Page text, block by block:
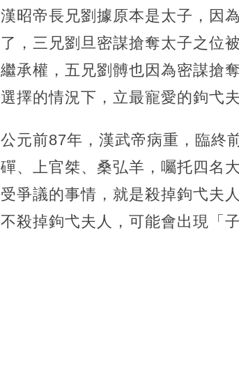
漢昭帝長兄劉據原本是太子，因
了，三兄劉旦密謀搶奪太子之位
繼承權，五兄劉髆也因為密謀搶
選擇的情況下，立最寵愛的鉤弋
公元前87年，漢武帝病重，臨終
磾、上官桀、桑弘羊，囑托四名
受爭議的事情，就是殺掉鉤弋夫
不殺掉鉤弋夫人，可能會出現「